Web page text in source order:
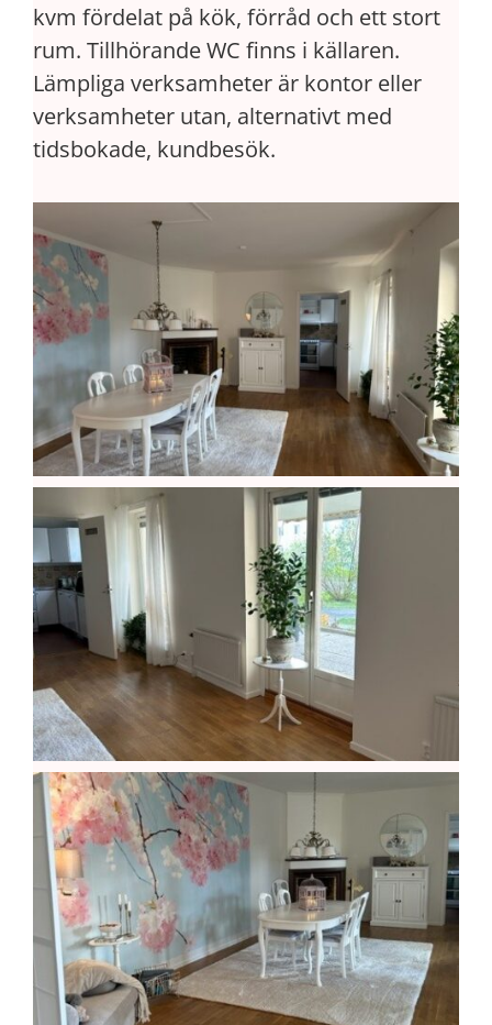
kvm fördelat på kök, förråd och ett stort
rum. Tillhörande WC finns i källaren.
Lämpliga verksamheter är kontor eller
verksamheter utan, alternativt med
tidsbokade, kundbesök.